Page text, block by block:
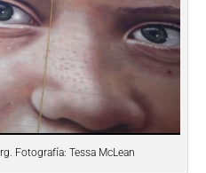
Fotografía: Tessa McLean